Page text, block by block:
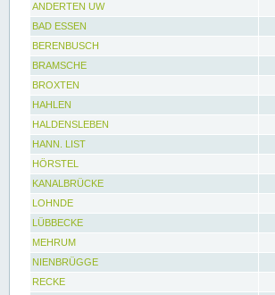
ANDERTEN UW
BAD ESSEN
BERENBUSCH
BRAMSCHE
BROXTEN
HAHLEN
HALDENSLEBEN
HANN. LIST
HÖRSTEL
KANALBRÜCKE
LOHNDE
LÜBBECKE
MEHRUM
NIENBRÜGGE
RECKE